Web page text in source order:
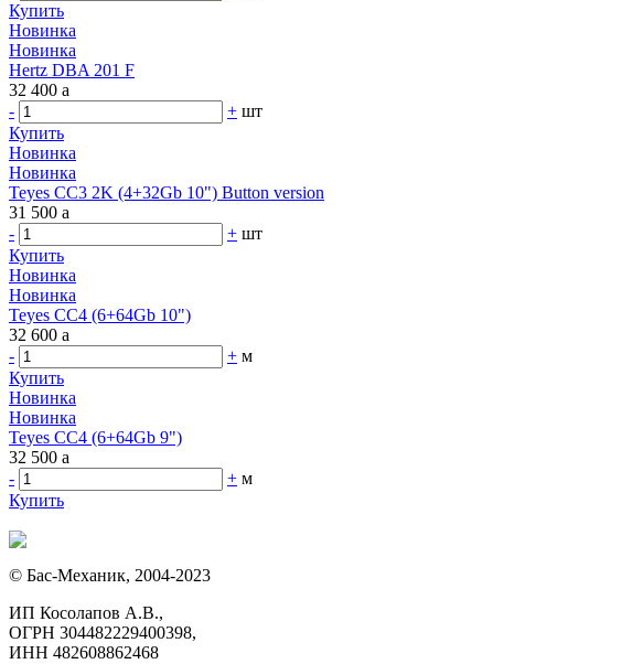
Купить
Новинка
Новинка
Hertz DBA 201 F
32 400 a
-
+ шт
Купить
Новинка
Новинка
Teyes CC3 2K (4+32Gb 10") Button version
31 500 a
-
+ шт
Купить
Новинка
Новинка
Teyes CC4 (6+64Gb 10")
32 600 a
-
+ м
Купить
Новинка
Новинка
Teyes CC4 (6+64Gb 9")
32 500 a
-
+ м
Купить
© Бас-Механик, 2004-2023
ИП Косолапов А.В.,
ОГРН 304482229400398,
ИНН 482608862468